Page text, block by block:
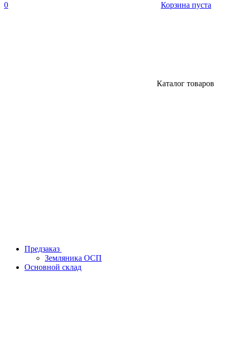
0 Корзина пуста
Каталог товаров
Предзаказ
Земляника ОСП
Основной склад